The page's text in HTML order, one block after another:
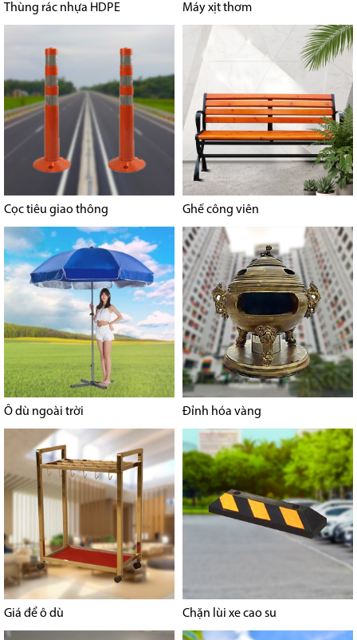
Thùng rác nhựa HDPE Máy xịt thơm
Cọc tiêu giao thông Ghế công viên
Ô dù ngoài trời Đỉnh hóa vàng
Giá để ô dù Chặn lùi xe cao su